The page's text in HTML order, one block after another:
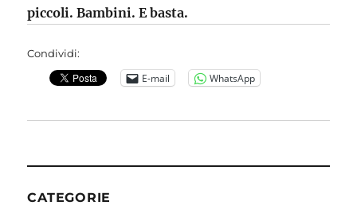
piccoli. Bambini. E basta.
Condividi:
E-mail WhatsApp
CATEGORIE